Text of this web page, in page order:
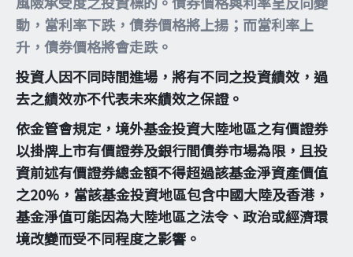
動，當利率下跌，債券價格將上揚；而當利率上
升，債券價格將會走跌。
投資人因不同時間進場，將有不同之投資績效，過
去之績效亦不代表未來績效之保證。
依金管會規定，境外基金投資大陸地區之有價證券
以掛牌上市有價證券及銀行間債券市場為限，且投
資前述有價證券總金額不得超過該基金淨資產價值
之20%，當該基金投資地區包含中國大陸及香港，
基金淨值可能因為大陸地區之法令、政治或經濟環
境改變而受不同程度之影響。